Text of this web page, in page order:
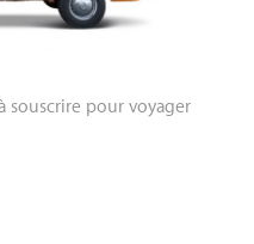
souscrire pour voyager